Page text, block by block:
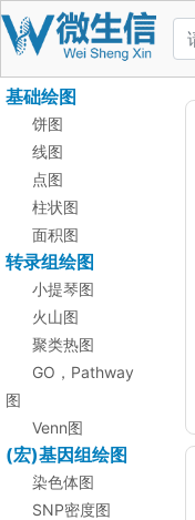
基础绘图
饼图
线图
点图
柱状图
面积图
转录组绘图
小提琴图
火山图
聚类热图
GO，Pathway
图
Venn图
(宏)基因组绘图
染色体图
SNP密度图